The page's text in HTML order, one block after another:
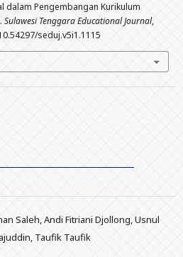
dalam Pengembangan Kurikulum
Sulawesi Tenggara Educational Journal,
seduj.v5i1.1115
Saleh, Andi Fitriani Djollong, Usnul
Taufik Taufik